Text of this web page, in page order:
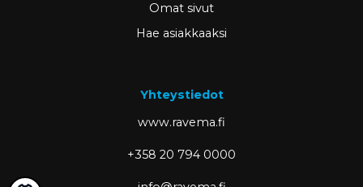
Omat sivut
Hae asiakkaaksi
Yhteystiedot
www.ravema.fi
+358 20 794 0000